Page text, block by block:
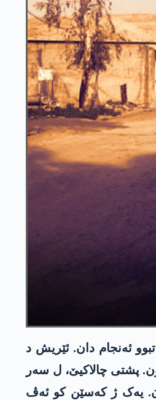
ئەنجام دان. ئێریش د
پشتی چالاکیێ، ل سەر
یەک ژ کەسێن کو ئەڤ